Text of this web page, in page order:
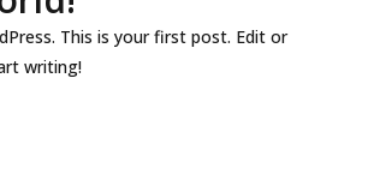
This is your first post. Edit or
writing!